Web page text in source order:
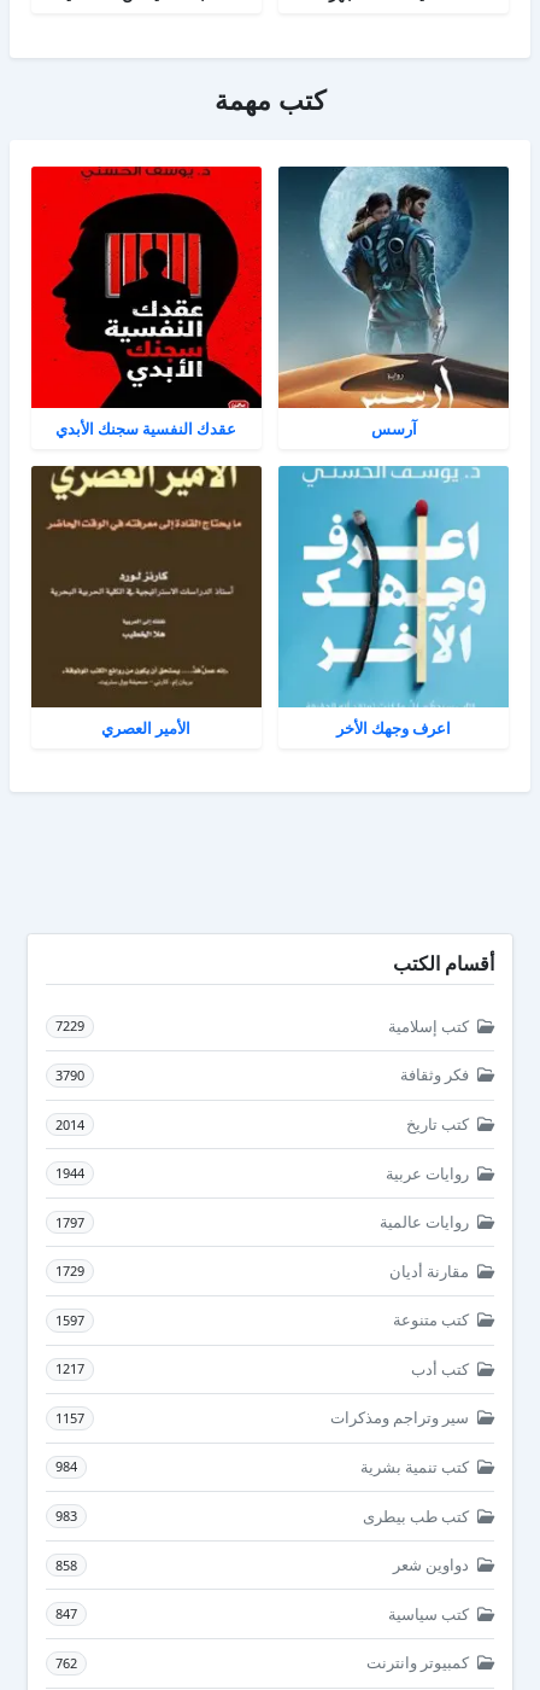
كتب مهمة
آرسس عقدك النفسية سجنك الأبدي
اعرف وجهك الأخر الأمير العصري
أقسام الكتب
كتب إسلامية 7229
فكر وثقافة 3790
كتب تاريخ 2014
روايات عربية 1944
روايات عالمية 1797
مقارنة أديان 1729
كتب متنوعة 1597
كتب أدب 1217
سير وتراجم ومذكرات 1157
كتب تنمية بشرية 984
كتب طب بيطرى 983
دواوين شعر 858
كتب سياسية 847
كمبيوتر وانترنت 762